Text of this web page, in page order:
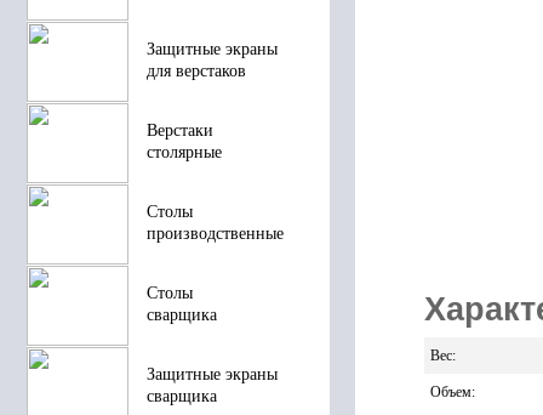
Защитные экраны
для верстаков
Верстаки
столярные
Столы
производственные
Столы
сварщика
Защитные экраны
сварщика
Вес:
Объем: